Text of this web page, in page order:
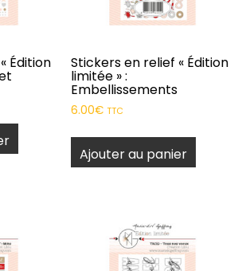
Édition Stickers en relief « Édition
limitée » :
Embellissements
6.00€ TTC
Ajouter au panier